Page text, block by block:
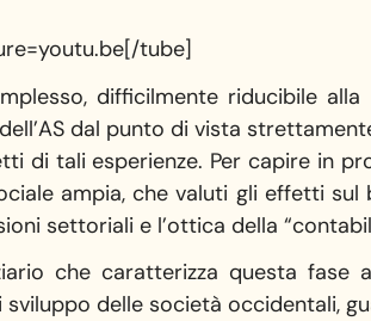
tube]
difficilmente riducibile
dal punto di vista
di tali esperienze. Per capire in
ampia, che valuti gli effetti sul
settoriali e l’ottica della
che caratterizza questa fase
delle società occidentali,